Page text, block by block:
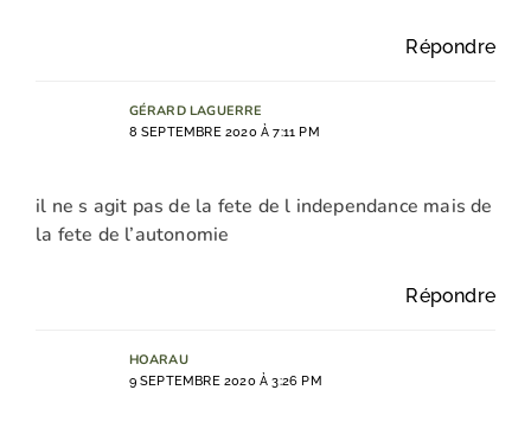
Répondre
GÉRARD LAGUERRE
8 SEPTEMBRE 2020 À 7:11 PM
il ne s agit pas de la fete de l independance mais de
la fete de l’autonomie
Répondre
HOARAU
9 SEPTEMBRE 2020 À 3:26 PM